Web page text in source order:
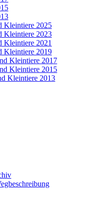
Kleintiere 2025
Kleintiere 2023
Kleintiere 2021
Kleintiere 2019
Kleintiere 2017
Kleintiere 2015
Kleintiere 2013